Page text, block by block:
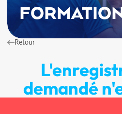
Retour
demandé